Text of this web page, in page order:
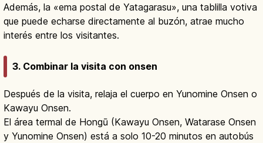
Además, la «ema postal de Yatagarasu», una tablilla votiva
que puede echarse directamente al buzón, atrae mucho
interés entre los visitantes.
3. Combinar la visita con onsen
Después de la visita, relaja el cuerpo en Yunomine Onsen o
Kawayu Onsen.
El área termal de Hongū (Kawayu Onsen, Watarase Onsen
y Yunomine Onsen) está a solo 10-20 minutos en autobús